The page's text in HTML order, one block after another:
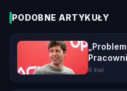
PODOBNE ARTYKUŁY
swojemu
6 kwi